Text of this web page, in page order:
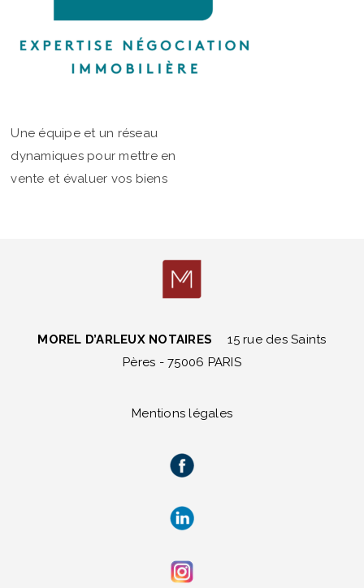
Une équipe et un réseau
dynamiques pour mettre en
vente et évaluer vos biens
MOREL D’ARLEUX NOTAIRES
15 rue des Saints
Pères - 75006 PARIS
Mentions légales